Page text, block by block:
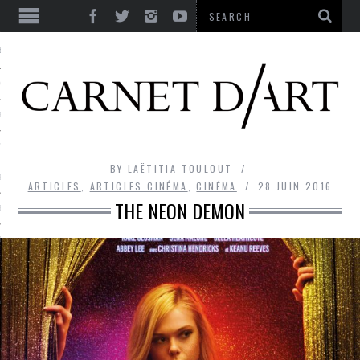
ULTIME
RIRE
DIALOGUE
HASARD
LIBERTÉ
BEAUTÉ
FOLIE
BY LAËTITIA TOULOUT
ARTICLES
ARTICLES CINÉMA ,CINÉMA 28 JUIN 2016
THE NEON DEMON